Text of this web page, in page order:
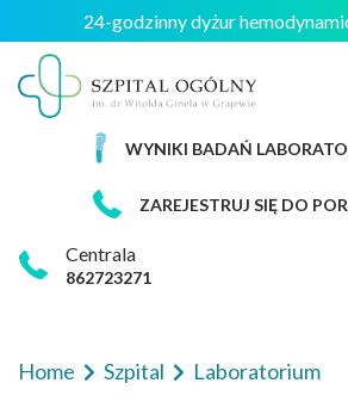
24-godzinny dyżur
WYNIKI BADAŃ
ZAREJESTRUJ SIĘ DO
Centrala
862723271
Home Szpital Laboratorium